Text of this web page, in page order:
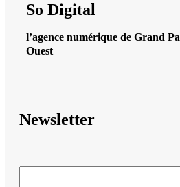
So Digital
l’agence numérique de Grand
Ouest
Newsletter